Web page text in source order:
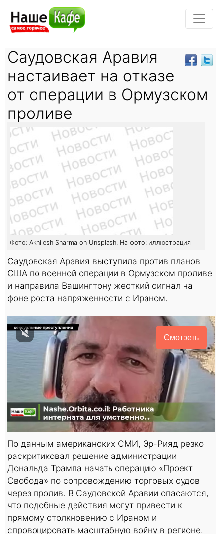
Саудовская Аравия
настаивает на отказе
от операции в Ормузском
проливе
Фото: Akhilesh Sharma on Unsplash. На фото: иллюстрация
Саудовская Аравия выступила против планов
США по военной операции в Ормузском проливе
и направила Вашингтону жесткий сигнал на
фоне роста напряженности с Ираном.
Смотреть
По данным американских СМИ, Эр-Рияд резко
раскритиковал решение администрации
Дональда Трампа начать операцию «Проект
Свобода» по сопровождению торговых судов
через пролив. В Саудовской Аравии опасаются,
что подобные действия могут привести к
прямому столкновению с Ираном и
спровоцировать масштабную войну в регионе.